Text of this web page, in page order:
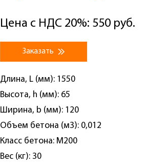
Цена с НДС 20%: 550 руб.
Заказать
Длина, L (мм): 1550
Высота, h (мм): 65
Ширина, b (мм): 120
Объем бетона (м3): 0,012
Класс бетона: М200
Вес (кг): 30